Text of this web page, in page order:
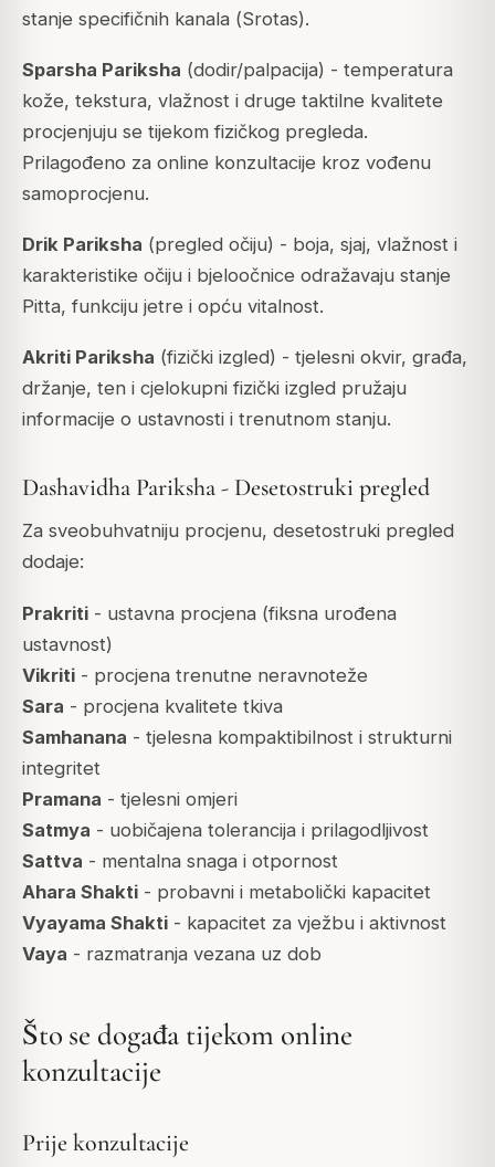
stanje specifičnih kanala (Srotas).
Sparsha Pariksha (dodir/palpacija) - temperatura
kože, tekstura, vlažnost i druge taktilne kvalitete
procjenjuju se tijekom fizičkog pregleda.
Prilagođeno za online konzultacije kroz vođenu
samoprocjenu.
Drik Pariksha (pregled očiju) - boja, sjaj, vlažnost i
karakteristike očiju i bjeloočnice odražavaju stanje
Pitta, funkciju jetre i opću vitalnost.
Akriti Pariksha (fizički izgled) - tjelesni okvir, građa,
držanje, ten i cjelokupni fizički izgled pružaju
informacije o ustavnosti i trenutnom stanju.
Dashavidha Pariksha - Desetostruki pregled
Za sveobuhvatniju procjenu, desetostruki pregled
dodaje:
Prakriti - ustavna procjena (fiksna urođena
ustavnost)
Vikriti - procjena trenutne neravnoteže
Sara - procjena kvalitete tkiva
Samhanana - tjelesna kompaktibilnost i strukturni
integritet
Pramana - tjelesni omjeri
Satmya - uobičajena tolerancija i prilagodljivost
Sattva - mentalna snaga i otpornost
Ahara Shakti - probavni i metabolički kapacitet
Vyayama Shakti - kapacitet za vježbu i aktivnost
Vaya - razmatranja vezana uz dob
Što se događa tijekom online
konzultacije
Prije konzultacije